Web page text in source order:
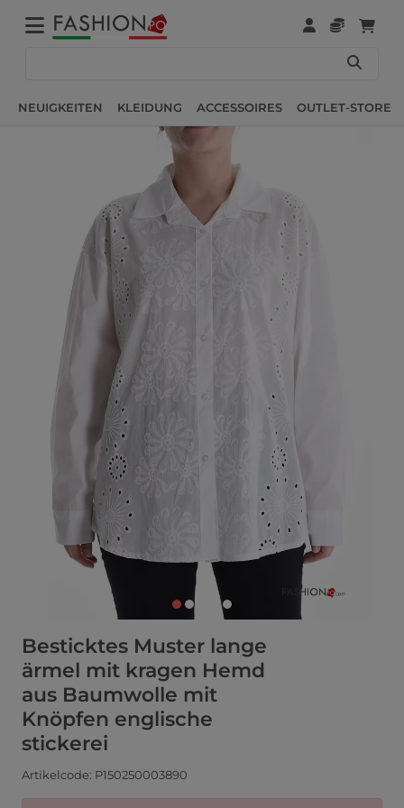
NEUIGKEITEN KLEIDUNG ACCESSOIRES OUTLET-STORE
Besticktes Muster lange
ärmel mit kragen Hemd
aus Baumwolle mit
Knöpfen englische
stickerei
Artikelcode: P150250003890